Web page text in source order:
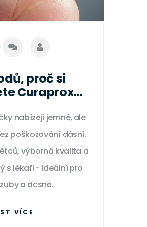
proč si
Curaprox
nabízejí jemné, ale
poškozování dásní.
výborná kvalita a
s lékaři - ideální pro
a dásně.
VÍCE